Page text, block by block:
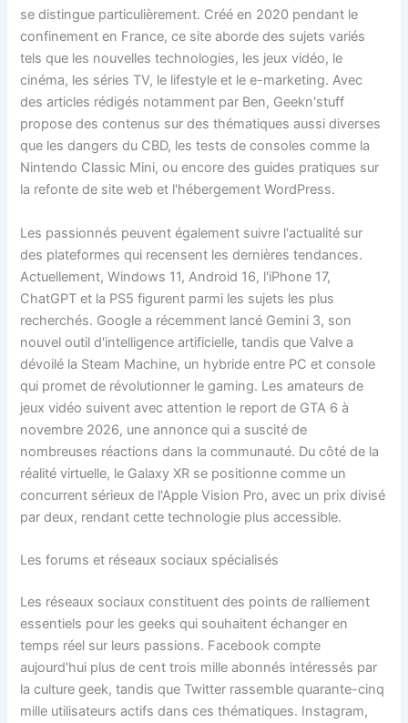
se distingue particulièrement. Créé en 2020 pendant le
confinement en France, ce site aborde des sujets variés
tels que les nouvelles technologies, les jeux vidéo, le
cinéma, les séries TV, le lifestyle et le e-marketing. Avec
des articles rédigés notamment par Ben, Geekn'stuff
propose des contenus sur des thématiques aussi diverses
que les dangers du CBD, les tests de consoles comme la
Nintendo Classic Mini, ou encore des guides pratiques sur
la refonte de site web et l'hébergement WordPress.
Les passionnés peuvent également suivre l'actualité sur
des plateformes qui recensent les dernières tendances.
Actuellement, Windows 11, Android 16, l'iPhone 17,
ChatGPT et la PS5 figurent parmi les sujets les plus
recherchés. Google a récemment lancé Gemini 3, son
nouvel outil d'intelligence artificielle, tandis que Valve a
dévoilé la Steam Machine, un hybride entre PC et console
qui promet de révolutionner le gaming. Les amateurs de
jeux vidéo suivent avec attention le report de GTA 6 à
novembre 2026, une annonce qui a suscité de
nombreuses réactions dans la communauté. Du côté de la
réalité virtuelle, le Galaxy XR se positionne comme un
concurrent sérieux de l'Apple Vision Pro, avec un prix divisé
par deux, rendant cette technologie plus accessible.
Les forums et réseaux sociaux spécialisés
Les réseaux sociaux constituent des points de ralliement
essentiels pour les geeks qui souhaitent échanger en
temps réel sur leurs passions. Facebook compte
aujourd'hui plus de cent trois mille abonnés intéressés par
la culture geek, tandis que Twitter rassemble quarante-cinq
mille utilisateurs actifs dans ces thématiques. Instagram,